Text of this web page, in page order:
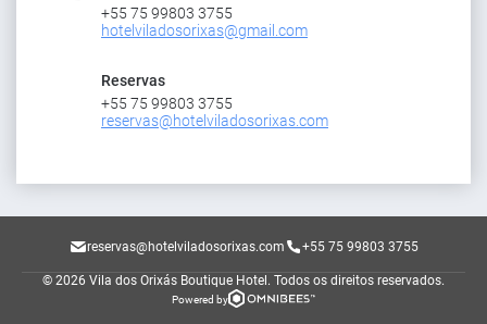
+55 75 99803 3755
hotelviladosorixas@gmail.com
Reservas
+55 75 99803 3755
reservas@hotelviladosorixas.com
reservas@hotelviladosorixas.com +55 75 99803 3755
© 2026 Vila dos Orixás Boutique Hotel. Todos os direitos reservados.
Powered by